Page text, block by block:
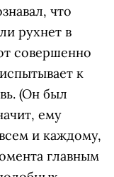
что
рухнет в
совершенно
к
(Он был
ему
и каждому,
главным